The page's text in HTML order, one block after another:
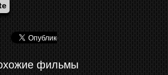
фильмы